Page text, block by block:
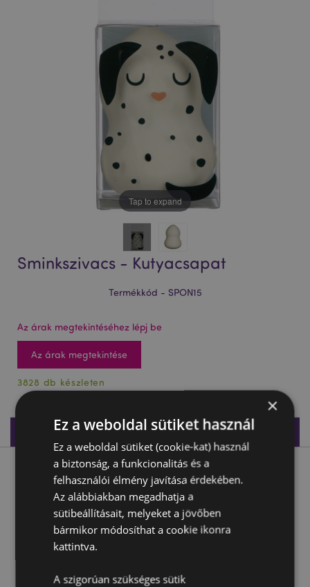
Tap to expand
Sminkszivacs - Kutyacsapat
Termékkód - SPON15
Az árak megtekintéséhez lépj be
Az árak megtekintése
3828 db készleten
Termékleírás
Termékleírás
Sminkszivacs - Kutyacsapat
Anyaga:Poliuretán
Termékjellemzők
×
Ez a weboldal sütiket használ
Ez a weboldal sütiket (cookie-kat) használ
a biztonság, a funkcionalitás és a
felhasználói élmény javítása érdekében.
Az alábbiakban megadhatja a
sütibeállításait, melyeket a jövőben
bármikor módosíthat a cookie ikonra
kattintva.
A szigorúan szükséges sütik